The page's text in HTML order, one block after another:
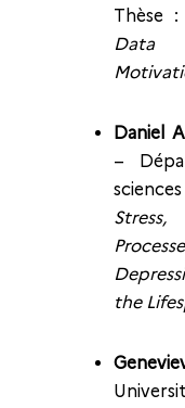
Thèse :
Data
Daniel
–
the